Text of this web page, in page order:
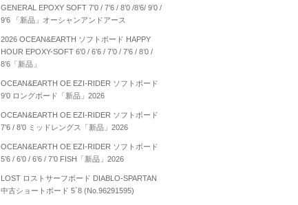
GENERAL EPOXY SOFT 7’0 / 7’6 / 8’0 /8’6/ 9’0 /
9’6 「新品」オーシャンアンドアース
2026 OCEAN&EARTH ソフトボード HAPPY
HOUR EPOXY-SOFT 6’0 / 6’6 / 7’0 / 7’6 / 8’0 /
8’6「新品」
OCEAN&EARTH OE EZI-RIDER ソフトボード
9’0 ロングボード「新品」2026
OCEAN&EARTH OE EZI-RIDER ソフトボード
7’6 / 8’0 ミッドレングス「新品」2026
OCEAN&EARTH OE EZI-RIDER ソフトボード
5’6 / 6’0 / 6’6 / 7’0 FISH「新品」2026
LOST ロストサーフボード DIABLO-SPARTAN
中古ショートボード 5`8 (No.96291595)